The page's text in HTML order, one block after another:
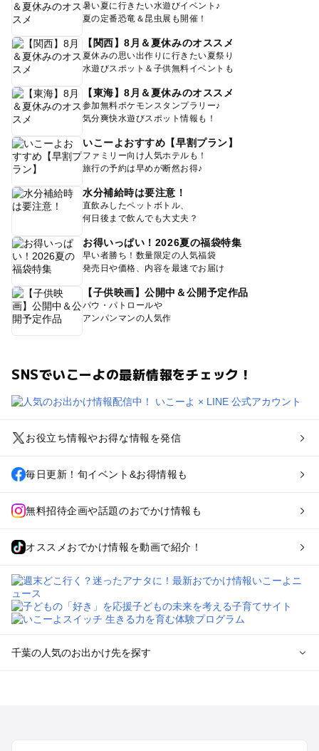
暑い夏に行きたい水遊びイベント♪
夏の定番恐竜＆昆虫展も開催！
【関西】8月＆夏休みのオススメ
夏休みの思い出作りに行きたい夏祭り
水遊びスポット＆子供無料イベントも
【東海】8月＆夏休みのオススメ
参加無料ポケモンスタンプラリー♪
気分爽快水遊びスポット情報も！
いこーよおすすめ【早割プラン】
ファミリー向け人気ホテルも！
旅行の予約は早めが断然お得♪
水分補給時は要注意！
直飲みしたペットボトル、
何日後まで飲んでも大丈夫？
お得いっぱい！2026夏の福袋特集
早い者勝ち！数量限定の人気福袋
発売日や価格、内容を最速でお届け
【子供映画】公開中＆公開予定作品
パウ・パトロールや
アンパンマンの人気作
SNSでいこーよの最新情報をチェック！
お役立ち情報やお得な情報を発信
毎日更新！旬イベント&お得情報も
無料招待企画や話題のおでかけ情報も
オススメおでかけ情報を動画で紹介！
千葉の人気のお出かけ先を探す